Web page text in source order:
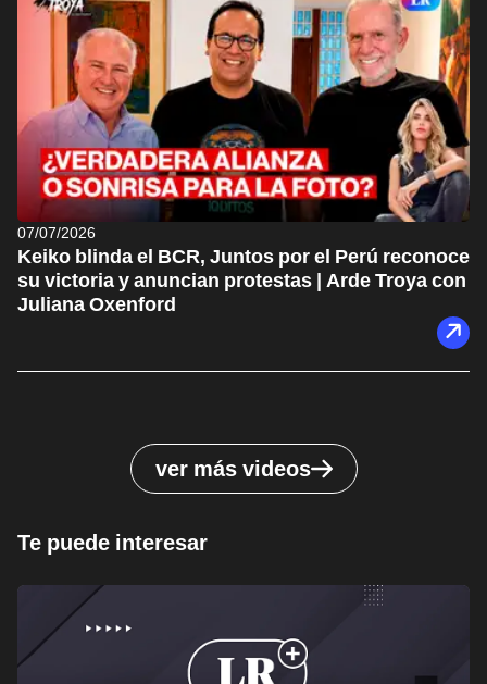
07/07/2026
Keiko blinda el BCR, Juntos por el Perú reconoce
su victoria y anuncian protestas | Arde Troya con
Juliana Oxenford
ver más videos
Te puede interesar